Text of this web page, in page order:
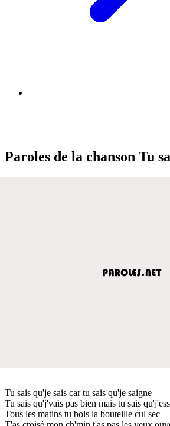
Paroles de la chanson Tu
Tu sais qu'je sais car tu sais qu'je saigne
Tu sais qu'j'vais pas bien mais tu sais
Tous les matins tu bois la bouteille cul sec